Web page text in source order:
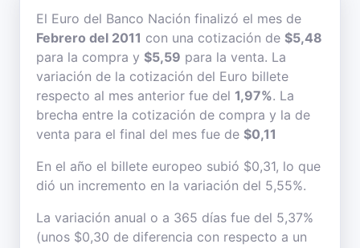
El Euro del Banco Nación finalizó el mes de
Febrero del 2011 con una cotización de $5,48
para la compra y $5,59 para la venta. La
variación de la cotización del Euro billete
respecto al mes anterior fue del 1,97%. La
brecha entre la cotización de compra y la de
venta para el final del mes fue de $0,11
En el año el billete europeo subió $0,31, lo que
dió un incremento en la variación del 5,55%.
La variación anual o a 365 días fue del 5,37%
(unos $0,30 de diferencia con respecto a un